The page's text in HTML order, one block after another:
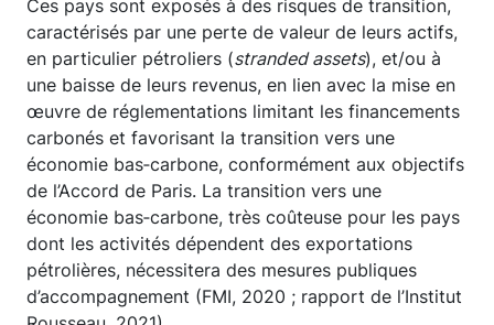
Ces pays sont exposés à des risques de transition,
caractérisés par une perte de valeur de leurs actifs,
en particulier pétroliers (stranded assets), et/ou à
une baisse de leurs revenus, en lien avec la mise en
œuvre de réglementations limitant les financements
carbonés et favorisant la transition vers une
économie bas‑carbone, conformément aux objectifs
de l’Accord de Paris. La transition vers une
économie bas‑carbone, très coûteuse pour les pays
dont les activités dépendent des exportations
pétrolières, nécessitera des mesures publiques
d’accompagnement (FMI, 2020 ; rapport de l’Institut